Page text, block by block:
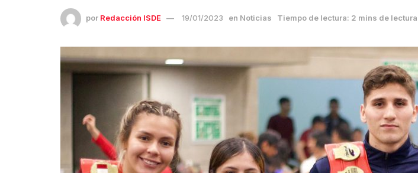
por Redacción ISDE 19/01/2023 en Noticias Tiempo de lectura: 2 mins de lectura